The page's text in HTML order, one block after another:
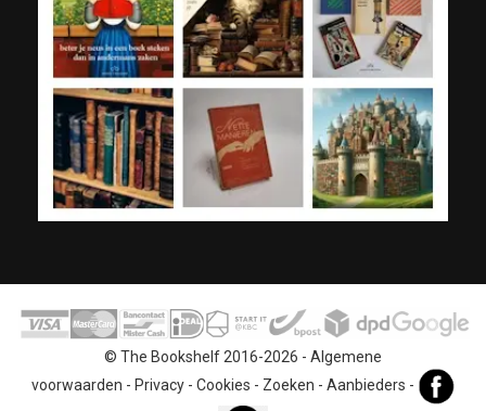
© The Bookshelf 2016-2026 - Algemene
voorwaarden - Privacy- Cookies - Zoeken - Aanbieders -